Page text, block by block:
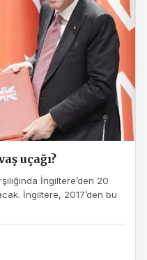
uçağı?
İngiltere’den 20
İngiltere, 2017’den bu